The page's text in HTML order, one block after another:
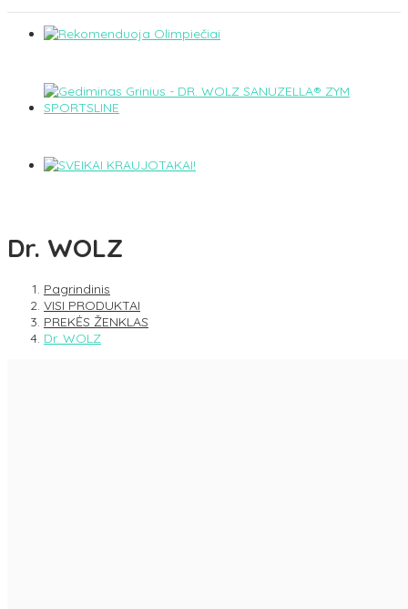
Dr. WOLZ
Pagrindinis
VISI PRODUKTAI
PREKĖS ŽENKLAS
Dr. WOLZ